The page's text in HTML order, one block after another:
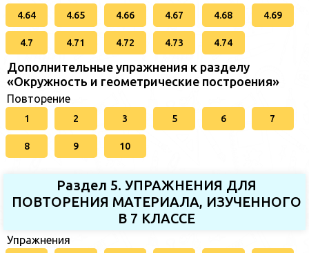
4.64 4.65 4.66 4.67 4.68 4.69
4.7 4.71 4.72 4.73 4.74
Дополнительные упражнения к разделу
«Окружность и геометрические построения»
Повторение
1 2 3 5 6 7
8 9 10
Раздел 5. УПРАЖНЕНИЯ ДЛЯ
ПОВТОРЕНИЯ МАТЕРИАЛА, ИЗУЧЕННОГО
В 7 КЛАССЕ
Упражнения